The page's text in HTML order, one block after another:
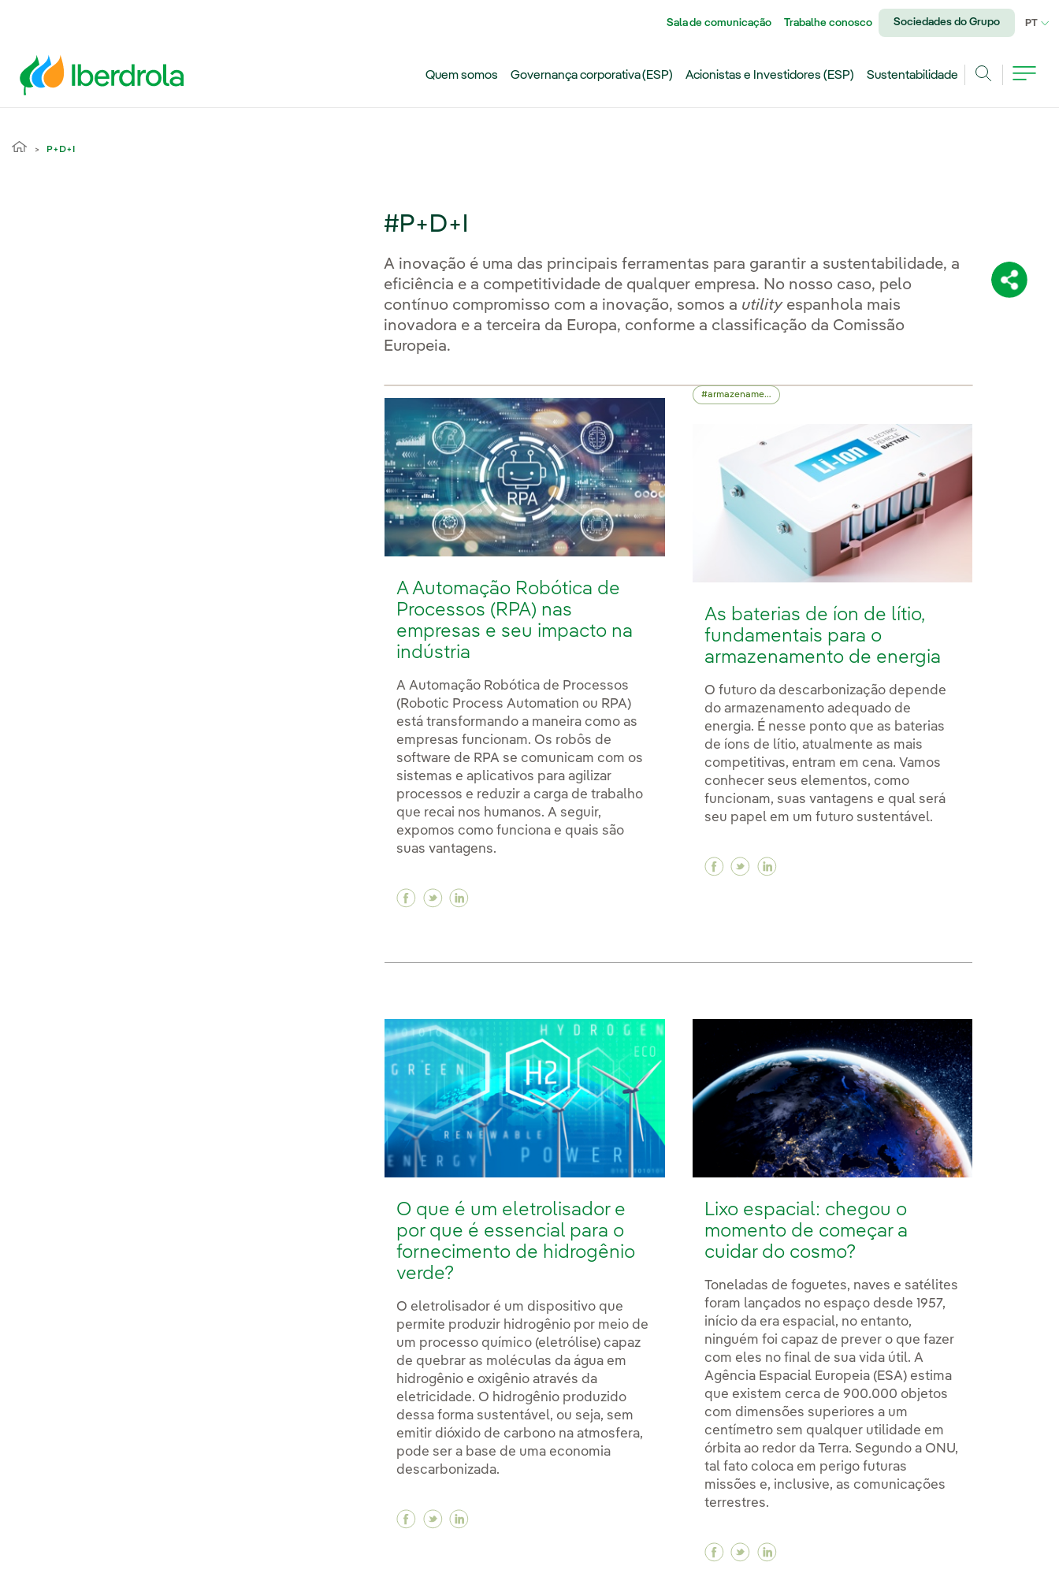
Sala de comunicação Trabalhe conosco Sociedades do Grupo PT
Quem somos Governança corporativa (ESP) Acionistas e Investidores (ESP)
Sustentabilidade
P+D+I
#P+D+I
A inovação é uma das principais ferramentas para garantir a sustentabilidade, a
eficiência e a competitividade de qualquer empresa. No nosso caso, pelo
contínuo compromisso com a inovação, somos a utilityespanhola mais
inovadora e a terceira da Europa, conforme a classificação da Comissão
Europeia.
A Automação Robótica de
Processos (RPA) nas
empresas e seu impacto na
indústria
A Automação Robótica de Processos
(Robotic Process Automation ou RPA)
está transformando a maneira como as
empresas funcionam. Os robôs de
software de RPA se comunicam com os
sistemas e aplicativos para agilizar
processos e reduzir a carga de trabalho
que recai nos humanos. A seguir,
expomos como funciona e quais são
suas vantagens.
Facebook A Automação Robótica de Processos (RPA) nas empresas e seu impacto na indústria
Twitter A Automação Robótica de Processos (RPA) nas empresas e seu impacto na indústria
armazenamento energético
As baterias de íon de lítio,
fundamentais para o
armazenamento de energia
O futuro da descarbonização depende
do armazenamento adequado de
energia. É nesse ponto que as baterias
de íons de lítio, atualmente as mais
competitivas, entram em cena. Vamos
conhecer seus elementos, como
funcionam, suas vantagens e qual será
seu papel em um futuro sustentável.
Facebook As baterias de íon de lítio,
Twitter As baterias de íon de lítio,
O que é um eletrolisador e
por que é essencial para o
fornecimento de hidrogênio
verde?
O eletrolisador é um dispositivo que
permite produzir hidrogênio por meio de
um processo químico (eletrólise) capaz
de quebrar as moléculas da água em
hidrogênio e oxigênio através da
eletricidade. O hidrogênio produzido
dessa forma sustentável, ou seja, sem
emitir dióxido de carbono na atmosfera,
pode ser a base de uma economia
descarbonizada.
Facebook O que é um eletrolisador e por que é essencial para o fornecimento de hidrogênio
Twitter O que é um eletrolisador e por que é essencial para o fornecimento de hidrogênio
Lixo espacial: chegou o
momento de começar a
cuidar do cosmo?
Toneladas de foguetes, naves e satélites
foram lançados no espaço desde 1957,
início da era espacial, no entanto,
ninguém foi capaz de prever o que fazer
com eles no final de sua vida útil. A
Agência Espacial Europeia (ESA) estima
que existem cerca de 900.000 objetos
com dimensões superiores a um
centímetro sem qualquer utilidade em
órbita ao redor da Terra. Segundo a ONU,
tal fato coloca em perigo futuras
missões e, inclusive, as comunicações
terrestres.
Facebook Lixo espacial: chegou o momento de
Twitter Lixo espacial: chegou o momento de